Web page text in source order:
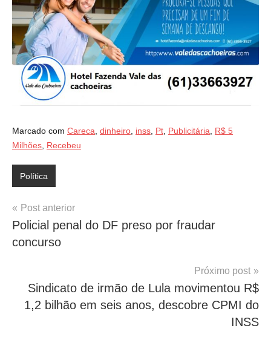
Marcado com Careca, dinheiro, inss, Pt, Publicitária, R$ 5
Milhões, Recebeu
Política
Navegação
de
Post
Post anterior
Policial penal do DF preso por fraudar
concurso
Próximo post
Sindicato de irmão de Lula movimentou R$
1,2 bilhão em seis anos, descobre CPMI do
INSS